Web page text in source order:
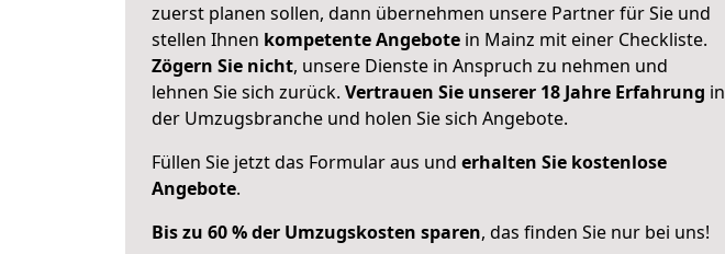
zuerst planen sollen, dann übernehmen unsere Partner für Sie und
stellen Ihnen kompetente Angebote in Mainz mit einer Checkliste.
Zögern Sie nicht, unsere Dienste in Anspruch zu nehmen und
lehnen Sie sich zurück. Vertrauen Sie unserer 18 Jahre Erfahrung in
der Umzugsbranche und holen Sie sich Angebote.
Füllen Sie jetzt das Formular aus und erhalten Sie kostenlose
Angebote.
Bis zu 60 % der Umzugskosten sparen, das finden Sie nur bei uns!